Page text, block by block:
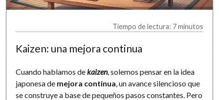
Tiempo de lectura: 7 minutos
Kaizen: una mejora continua
Cuando hablamos de kaizen, solemos pensar en la idea
japonesa de mejora continua , un avance silencioso que
se construye a base de pequeños pasos constantes. Pero